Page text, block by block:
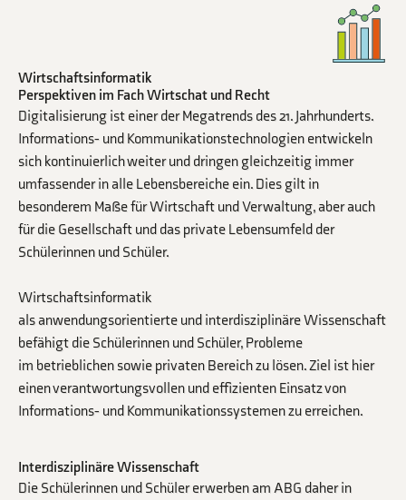
Wirtschaftsinformatik
Perspektiven im Fach Wirtschat und Recht
Digitalisierung ist einer der Megatrends des 21. Jahrhunderts.
Informations- und Kommunikationstechnologien entwickeln
sich kontinuierlich weiter und dringen gleichzeitig immer
umfassender in alle Lebensbereiche ein. Dies gilt in
besonderem Maße für Wirtschaft und Verwaltung, aber auch
für die Gesellschaft und das private Lebensumfeld der
Schülerinnen und Schüler.
Wirtschaftsinformatik
als anwendungsorientierte und interdisziplinäre Wissenschaft
befähigt die Schülerinnen und Schüler, Probleme
im betrieblichen sowie privaten Bereich zu lösen. Ziel ist hier
einen verantwortungsvollen und effizienten Einsatz von
Informations- und Kommunikationssystemen zu erreichen.
Interdisziplinäre Wissenschaft
Die Schülerinnen und Schüler erwerben am ABG daher in